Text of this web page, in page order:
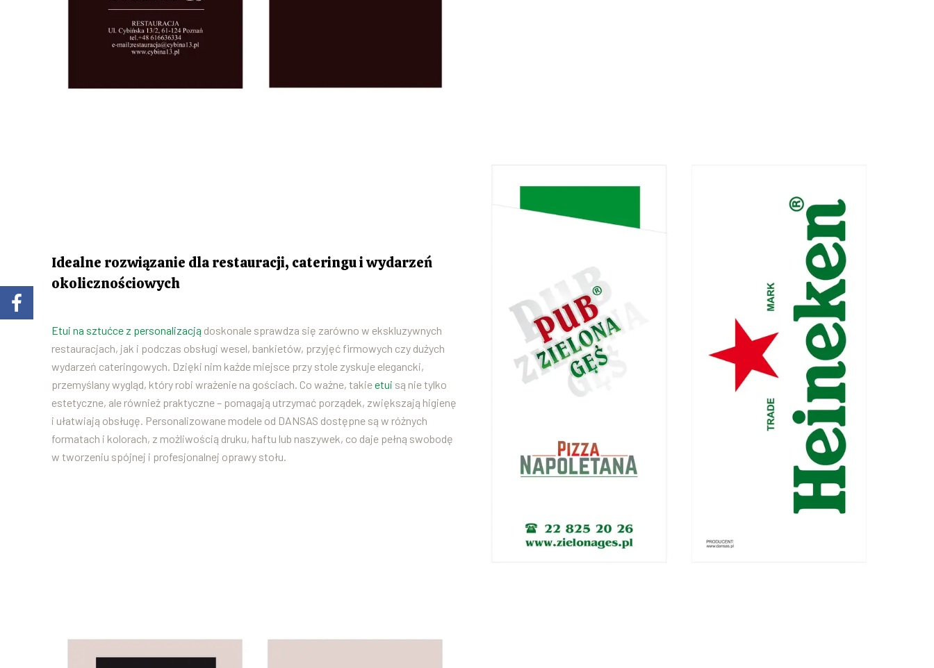
Idealne rozwiązanie dla restauracji, cateringu i wydarzeń
okolicznościowych
Etui na sztućce z personalizacją doskonale sprawdza się zarówno w ekskluzywnych
restauracjach, jak i podczas obsługi wesel, bankietów, przyjęć firmowych czy dużych
wydarzeń cateringowych. Dzięki nim każde miejsce przy stole zyskuje elegancki,
przemyślany wygląd, który robi wrażenie na gościach. Co ważne, takieetui są nie tylko
estetyczne, ale również praktyczne – pomagają utrzymać porządek, zwiększają higienę
i ułatwiają obsługę. Personalizowane modele od DANSAS dostępne są w różnych
formatach i kolorach, z możliwością druku, haftu lub naszywek, co daje pełną swobodę
w tworzeniu spójnej i profesjonalnej oprawy stołu.